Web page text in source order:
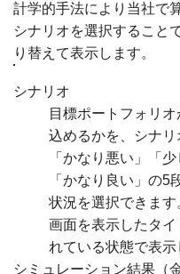
計学的手法により当社で
シナリオを選択すること
り替えて表示します。
シナリオ
目標ポートフォリ
込めるかを、シナリ
「かなり悪い」「
「かなり良い」の5
状況を選択できます
画面を表示したタ
れている状態で表示
シミュレーション結果（